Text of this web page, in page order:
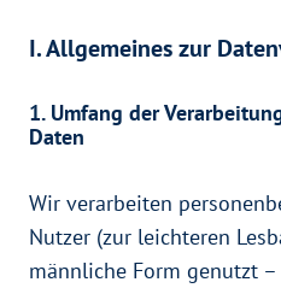
I. Allgemeines zur
1. Umfang der
Daten
Wir verarbeiten
Nutzer (zur leichteren
männliche Form genutzt